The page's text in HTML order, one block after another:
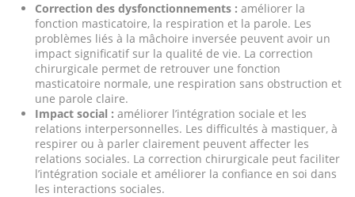
Correction des dysfonctionnements : améliorer la
fonction masticatoire, la respiration et la parole. Les
problèmes liés à la mâchoire inversée peuvent avoir un
impact significatif sur la qualité de vie. La correction
chirurgicale permet de retrouver une fonction
masticatoire normale, une respiration sans obstruction et
une parole claire.
Impact social : améliorer l’intégration sociale et les
relations interpersonnelles. Les difficultés à mastiquer, à
respirer ou à parler clairement peuvent affecter les
relations sociales. La correction chirurgicale peut faciliter
l’intégration sociale et améliorer la confiance en soi dans
les interactions sociales.